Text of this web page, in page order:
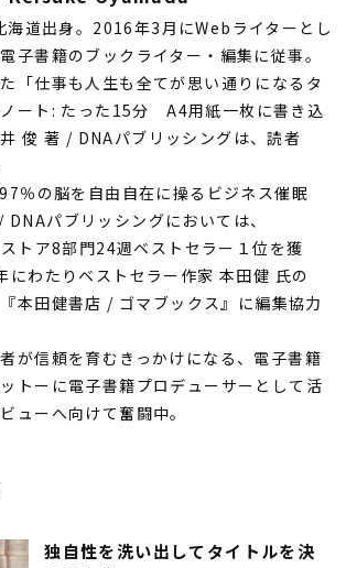
道出身。2016年3月にWebライターとし
子書籍のブックライター・編集に従事。
「仕事も人生も全てが思い通りになるタ
ート: たった15分 A4用紙一枚に書き込
俊 著 / DNAパブリッシングは、読者
97％の脳を自由自在に操るビジネス催眠
パブリッシングにおいては、
ア8部門24週ベストセラー１位を獲
にわたりベストセラー作家 本田健 氏の
本田健書店 / ゴマブックス』に編集協力
が信頼を育むきっかけになる、電子書籍
トーに電子書籍プロデューサーとして活
ューへ向けて奮闘中。
独自性を洗い出してタイトルを決